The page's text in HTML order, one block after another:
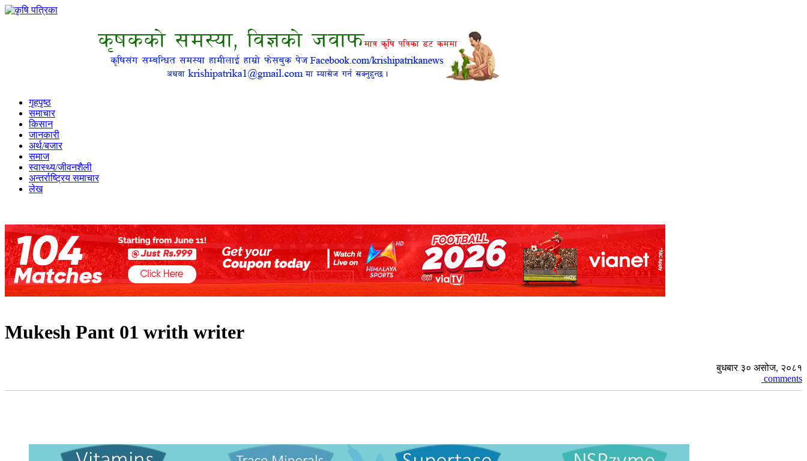
गृहपृष्ठ
समाचार
किसान
जानकारी
अर्थ/बजार
समाज
स्वास्थ्य/जीवनशैली
अन्तर्राष्ट्रिय समाचार
लेख
Mukesh Pant 01 writh writer
बुधबार ३० असोज, २०८१
comments